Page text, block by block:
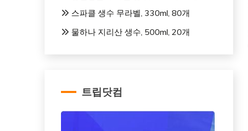
스파클 생수 무라벨, 330ml, 80개
물하나 지리산 생수, 500ml, 20개
트립닷컴